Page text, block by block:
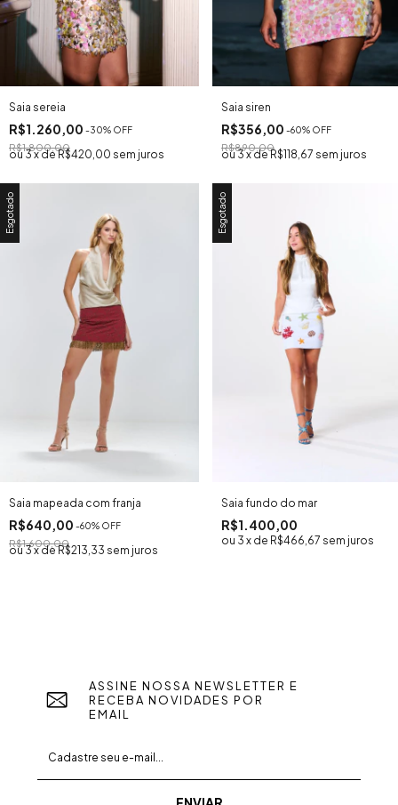
Saia sereia
R$1.260,00 -30% OFF
R$1.800,00
3xdeR$420,00 sem juros
Saia siren
R$356,00 -60% OFF
R$890,00
3xdeR$118,67 sem juros
Esgotado
Saia mapeada com franja
R$640,00 -60% OFF
R$1.600,00
3xdeR$213,33 sem juros
Esgotado
Saia fundo do mar
R$1.400,00
3 x de R$466,67 sem juros
ASSINE NOSSA NEWSLETTER E
RECEBA NOVIDADES POR
EMAIL